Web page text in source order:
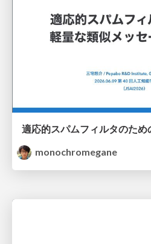
monochromegane